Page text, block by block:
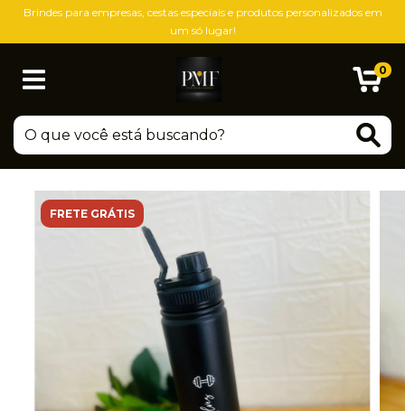
Brindes para empresas, cestas especiais e produtos personalizados em
um só lugar!
0
FRETE GRÁTIS